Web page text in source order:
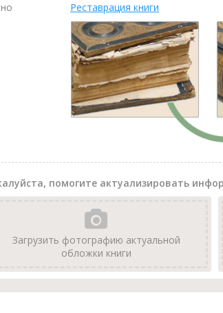
Реставрация книги
помогите актуализировать
Загрузить фотографию актуальной
обложки книги